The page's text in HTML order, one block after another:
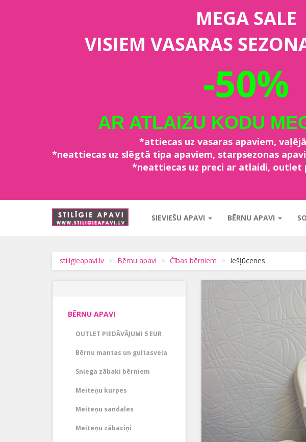
MEGA SALE
VISIEM VASARAS
-50%
AR ATLAIŽU KODU
*attiecas uz vasaras apaviem,
*neattiecas uz slēgtā tipa apaviem, starpsezonas
*neattiecas uz preci ar atlaidi, outlet
SIEVIEŠU APAVI BĒRNU APAVI
stiligieapavi.lv Bērnu apavi Čības bērniem Iešļūcenes
BĒRNU APAVI
OUTLET PIEDĀVĀJUMI 5 EUR
Bērnu mantas un gultasveļa
Sniega zābaki bērniem
Meiteņu kurpes
Meiteņu sandales
Meiteņu zābaciņi